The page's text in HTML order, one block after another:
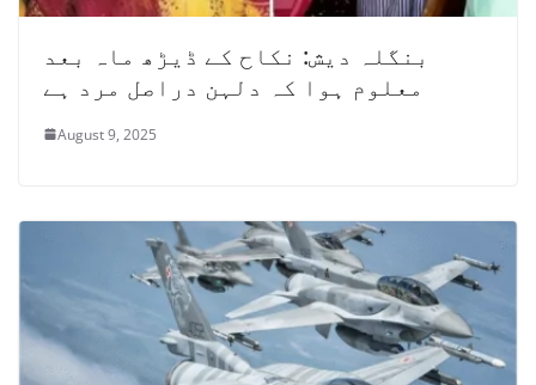
بنگلہ دیش: نکاح کے ڈیڑھ ماہ بعد
معلوم ہوا کہ دلہن دراصل مرد ہے
August 9, 2025